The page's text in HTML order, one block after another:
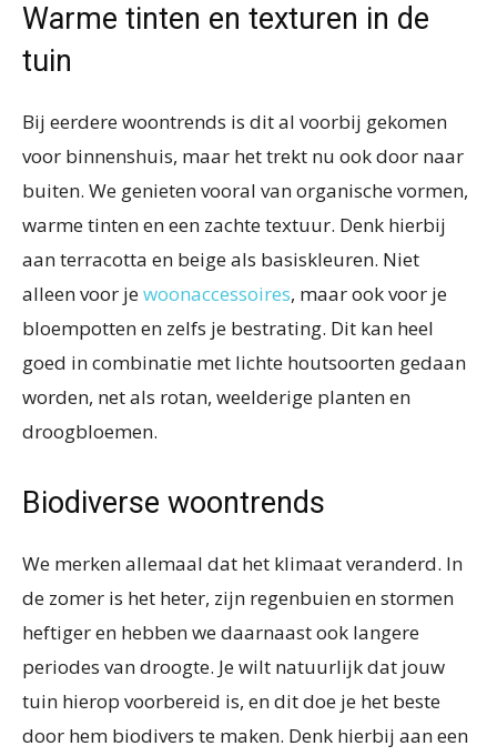
Warme tinten en texturen in de
tuin
Bij eerdere woontrends is dit al voorbij gekomen
voor binnenshuis, maar het trekt nu ook door naar
buiten. We genieten vooral van organische vormen,
warme tinten en een zachte textuur. Denk hierbij
aan terracotta en beige als basiskleuren. Niet
alleen voor jewoonaccessoires, maar ook voor je
bloempotten en zelfs je bestrating. Dit kan heel
goed in combinatie met lichte houtsoorten gedaan
worden, net als rotan, weelderige planten en
droogbloemen.
Biodiverse woontrends
We merken allemaal dat het klimaat veranderd. In
de zomer is het heter, zijn regenbuien en stormen
heftiger en hebben we daarnaast ook langere
periodes van droogte. Je wilt natuurlijk dat jouw
tuin hierop voorbereid is, en dit doe je het beste
door hem biodivers te maken. Denk hierbij aan een